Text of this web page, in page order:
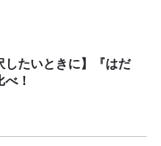
したいときに】『はだ
！